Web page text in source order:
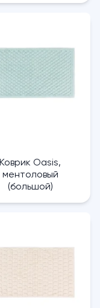
Коврик Oasis,
ментоловый
(большой)